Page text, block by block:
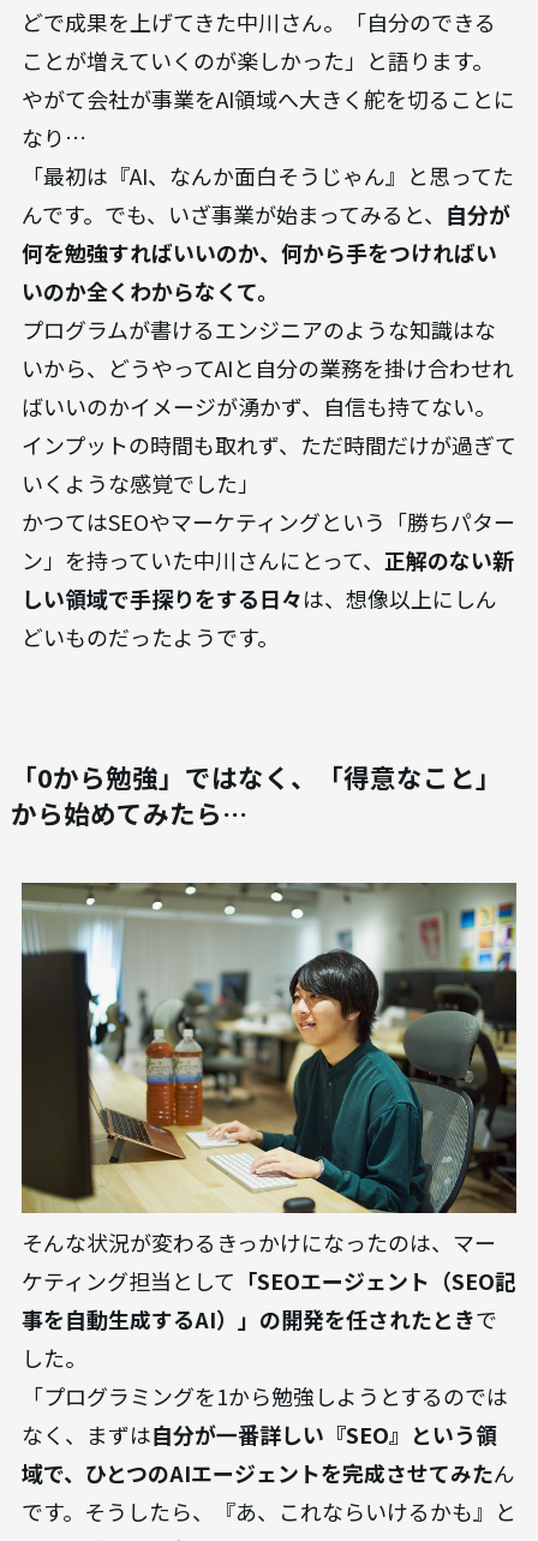
どで成果を上げてきた中川さん。「自分のできる
ことが増えていくのが楽しかった」と語ります。
やがて会社が事業をAI領域へ大きく舵を切ることに
なり…
「最初は『AI、なんか面白そうじゃん』と思ってた
んです。でも、いざ事業が始まってみると、 自分が
何を勉強すればいいのか、何から手をつければい
いのか全くわからなくて。
プログラムが書けるエンジニアのような知識はな
いから、どうやってAIと自分の業務を掛け合わせれ
ばいいのかイメージが湧かず、自信も持てない。
インプットの時間も取れず、ただ時間だけが過ぎて
いくような感覚でした」
かつてはSEOやマーケティングという「勝ちパター
ン」を持っていた中川さんにとって、 正解のない新
しい領域で手探りをする日々は、想像以上にしん
どいものだったようです。
「0から勉強」ではなく、「得意なこと」
から始めてみたら…
そんな状況が変わるきっかけになったのは、マー
ケティング担当として 「SEOエージェント（SEO記
事を自動生成するAI）」の開発を任されたときで
した。
「プログラミングを1から勉強しようとするのでは
なく、まずは自分が一番詳しい『SEO』という領
域で、ひとつのAIエージェントを完成させてみたん
です。そうしたら、『あ、これならいけるかも』と